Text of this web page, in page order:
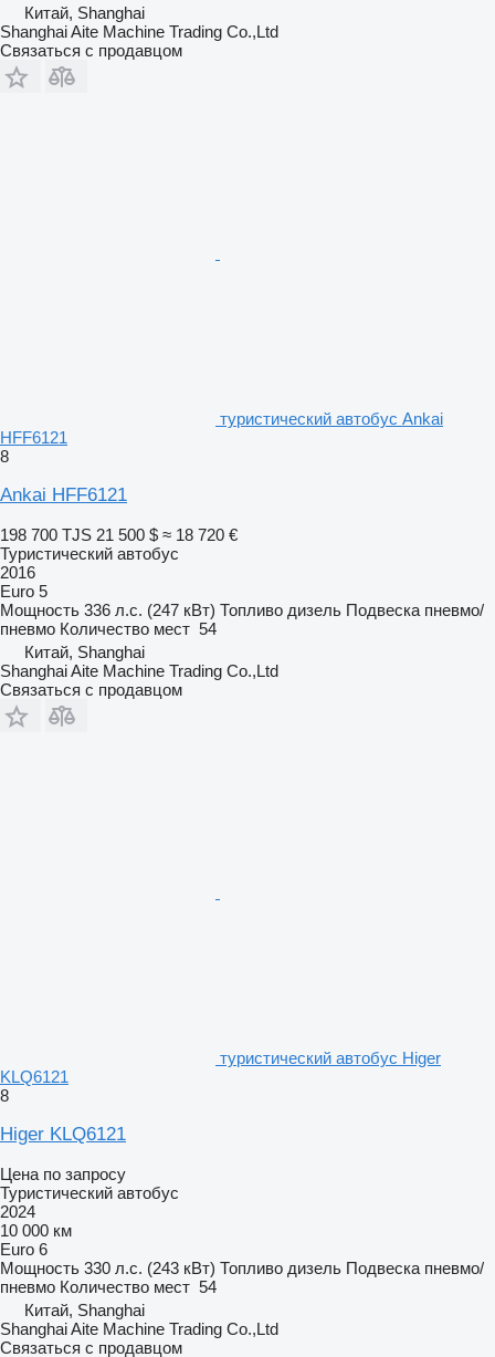
Китай, Shanghai
Shanghai Aite Machine Trading Co.,Ltd
Связаться с продавцом
туристический автобус Ankai
HFF6121
8
Ankai HFF6121
198 700 TJS 21 500 $ ≈ 18 720 €
Туристический автобус
2016
Euro 5
Мощность 336 л.с. (247 кВт) Топливо дизель Подвеска пневмо/
пневмо Количество мест 54
Китай, Shanghai
Shanghai Aite Machine Trading Co.,Ltd
Связаться с продавцом
туристический автобус Higer
KLQ6121
8
Higer KLQ6121
Цена по запросу
Туристический автобус
2024
10 000 км
Euro 6
Мощность 330 л.с. (243 кВт) Топливо дизель Подвеска пневмо/
пневмо Количество мест 54
Китай, Shanghai
Shanghai Aite Machine Trading Co.,Ltd
Связаться с продавцом